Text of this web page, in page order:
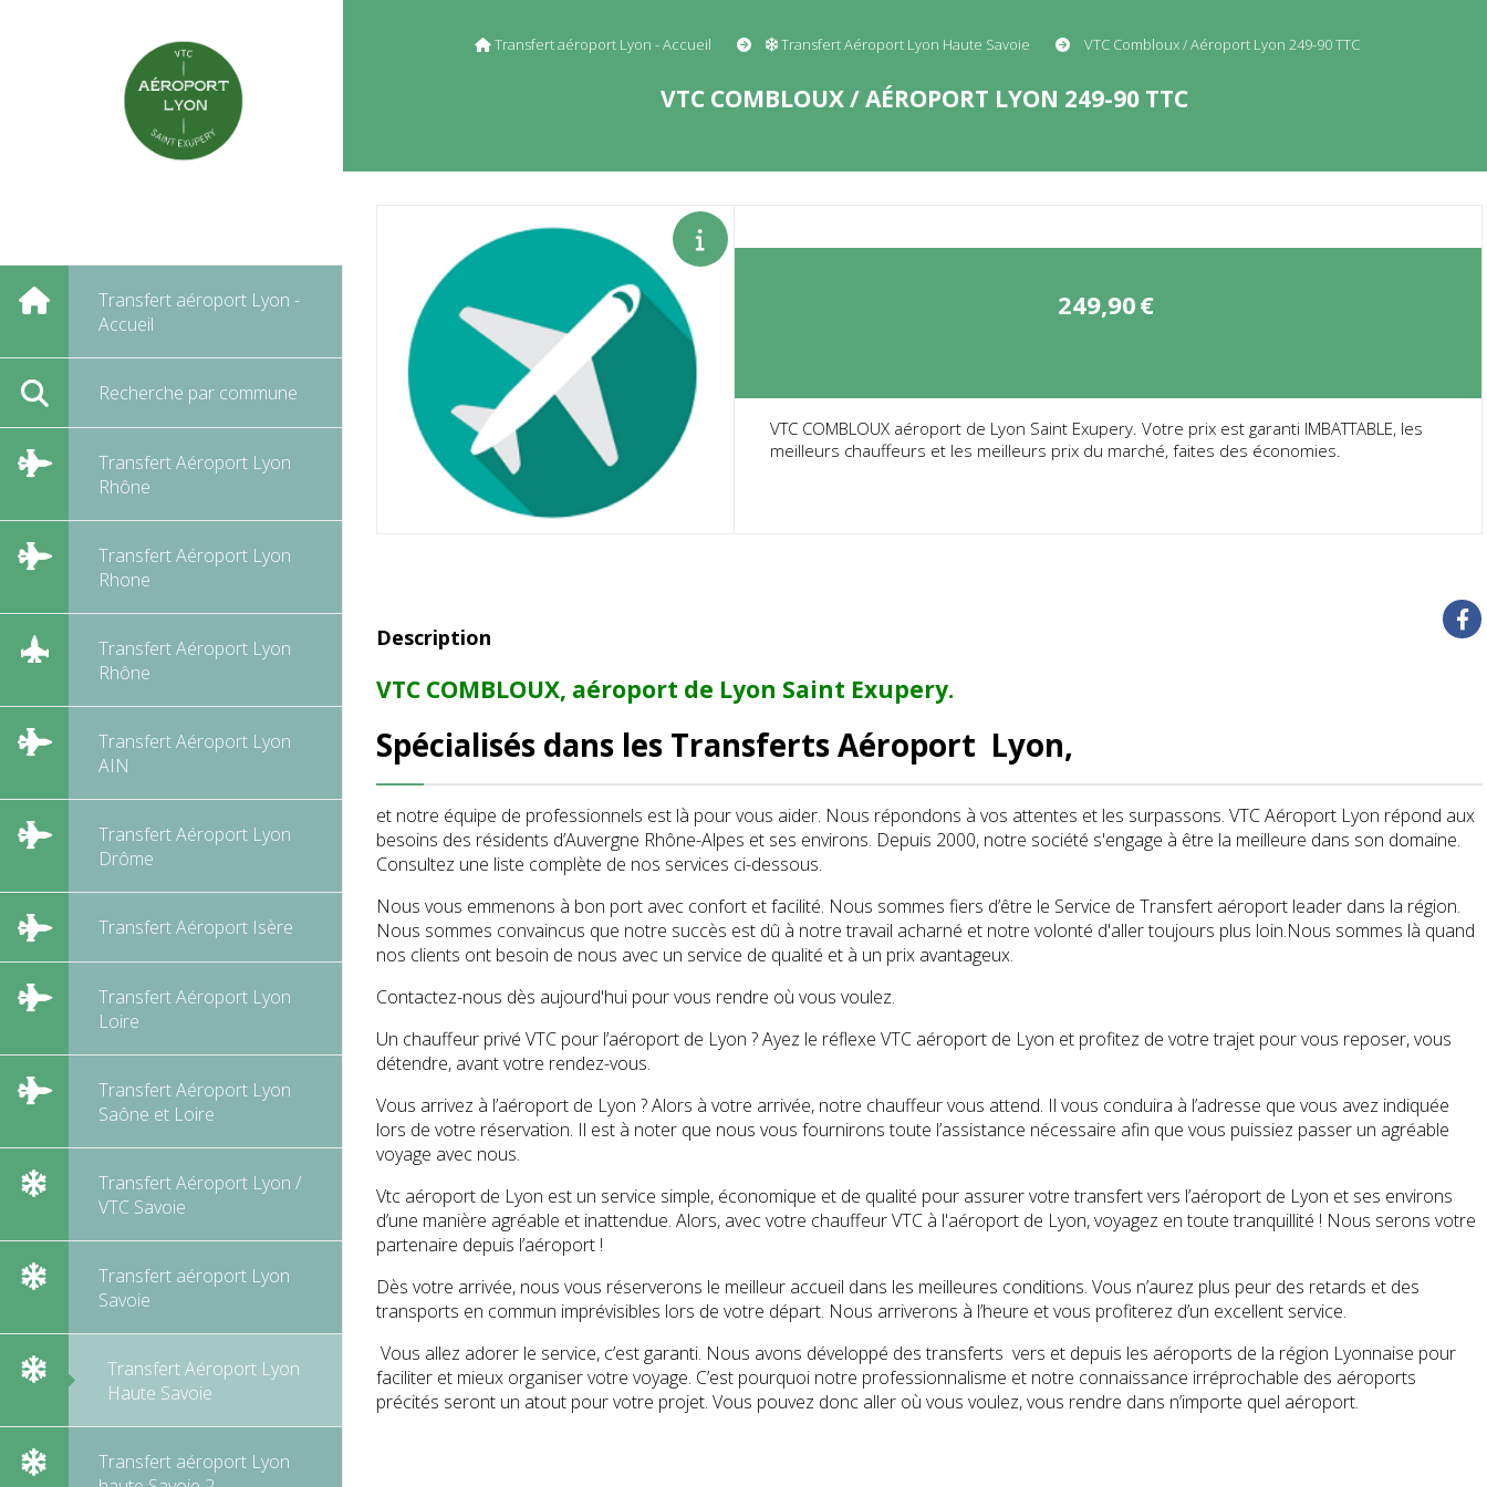
Transfert aéroport Lyon -
Accueil
Recherche par commune
Transfert Aéroport Lyon
Rhône
Transfert Aéroport Lyon
Rhone
Transfert Aéroport Lyon
Rhône
Transfert Aéroport Lyon
AIN
Transfert Aéroport Lyon
Drôme
Transfert Aéroport Isère
Transfert Aéroport Lyon
Loire
Transfert Aéroport Lyon
Saône et Loire
Transfert Aéroport Lyon /
VTC Savoie
Transfert aéroport Lyon
Savoie
Transfert Aéroport Lyon
Haute Savoie
Transfert aéroport Lyon
Transfert aéroport Lyon - Accueil Transfert Aéroport Lyon Haute Savoie VTC Combloux / Aéroport Lyon 249-90 TTC
VTC COMBLOUX / AÉROPORT LYON 249-90 TTC
249,90€
VTC COMBLOUX aéroport de Lyon Saint Exupery. Votre prix est garanti IMBATTABLE, les
meilleurs chauffeurs et les meilleurs prix du marché, faites des économies.
Description
VTC COMBLOUX, aéroport de Lyon Saint Exupery.
Spécialisés dans les Transferts Aéroport Lyon,
et notre équipe de professionnels est là pour vous aider. Nous répondons à vos attentes et les surpassons. VTC Aéroport Lyon répond aux
besoins des résidents d’Auvergne Rhône-Alpes et ses environs. Depuis 2000, notre société s'engage à être la meilleure dans son domaine.
Consultez une liste complète de nos services ci-dessous.
Nous vous emmenons à bon port avec confort et facilité. Nous sommes fiers d’être le Service de Transfert aéroport leader dans la région.
Nous sommes convaincus que notre succès est dû à notre travail acharné et notre volonté d'aller toujours plus loin.Nous sommes là quand
nos clients ont besoin de nous avec un service de qualité et à un prix avantageux.
Contactez-nous dès aujourd'hui pour vous rendre où vous voulez.
Un chauffeur privé VTC pour l’aéroport de Lyon ? Ayez le réflexe VTC aéroport de Lyon et profitez de votre trajet pour vous reposer, vous
détendre, avant votre rendez-vous.
Vous arrivez à l’aéroport de Lyon ? Alors à votre arrivée, notre chauffeur vous attend. Il vous conduira à l’adresse que vous avez indiquée
lors de votre réservation. Il est à noter que nous vous fournirons toute l’assistance nécessaire afin que vous puissiez passer un agréable
voyage avec nous.
Vtc aéroport de Lyon est un service simple, économique et de qualité pour assurer votre transfert vers l’aéroport de Lyon et ses environs
d’une manière agréable et inattendue. Alors, avec votre chauffeur VTC à l'aéroport de Lyon, voyagez en toute tranquillité ! Nous serons votre
partenaire depuis l’aéroport !
Dès votre arrivée, nous vous réserverons le meilleur accueil dans les meilleures conditions. Vous n’aurez plus peur des retards et des
transports en commun imprévisibles lors de votre départ. Nous arriverons à l’heure et vous profiterez d’un excellent service.
Vous allez adorer le service, c’est garanti. Nous avons développé des transferts vers et depuis les aéroports de la région Lyonnaise pour
faciliter et mieux organiser votre voyage. C’est pourquoi notre professionnalisme et notre connaissance irréprochable des aéroports
précités seront un atout pour votre projet. Vous pouvez donc aller où vous voulez, vous rendre dans n’importe quel aéroport.